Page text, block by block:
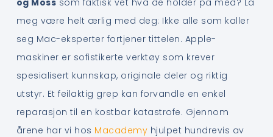
meg være helt ærlig med deg: Ikke alle som kaller
seg Mac-eksperter fortjener tittelen. Apple-
maskiner er sofistikerte verktøy som krever
spesialisert kunnskap, originale deler og riktig
utstyr. Et feilaktig grep kan forvandle en enkel
reparasjon til en kostbar katastrofe. Gjennom
årene har vi hos Macademy hjulpet hundrevis av